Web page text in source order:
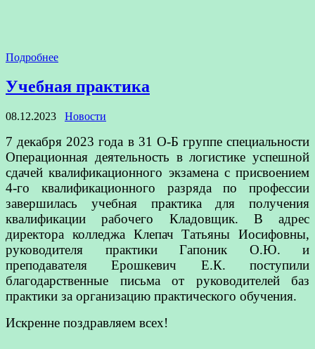
Подробнее
Учебная практика
08.12.2023 Новости
7 декабря 2023 года в 31 О-Б группе специальности
Операционная деятельность в логистике успешной
сдачей квалификационного экзамена с присвоением
4-го квалификационного разряда по профессии
завершилась учебная практика для получения
квалификации рабочего Кладовщик. В адрес
директора колледжа Клепач Татьяны Иосифовны,
руководителя практики Гапоник О.Ю. и
преподавателя Ерошкевич Е.К. поступили
благодарственные письма от руководителей баз
практики за организацию практического обучения.
Искренне поздравляем всех!